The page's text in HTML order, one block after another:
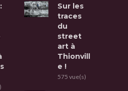
Sur les
traces
du
street
art à
Thionvill
e !
575 vue(s)